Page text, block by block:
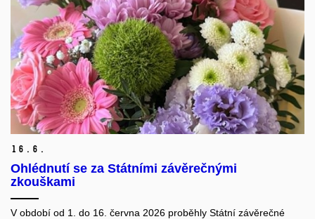
16. 6.
Ohlédnutí se za Státními závěrečnými
zkouškami
V období od 1. do 16. června 2026 proběhly Státní závěrečné